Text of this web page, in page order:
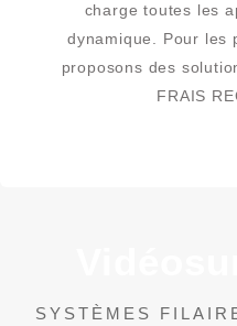
charge toutes les
dynamique. Pour les
proposons des
FRAIS
SYSTÈMES